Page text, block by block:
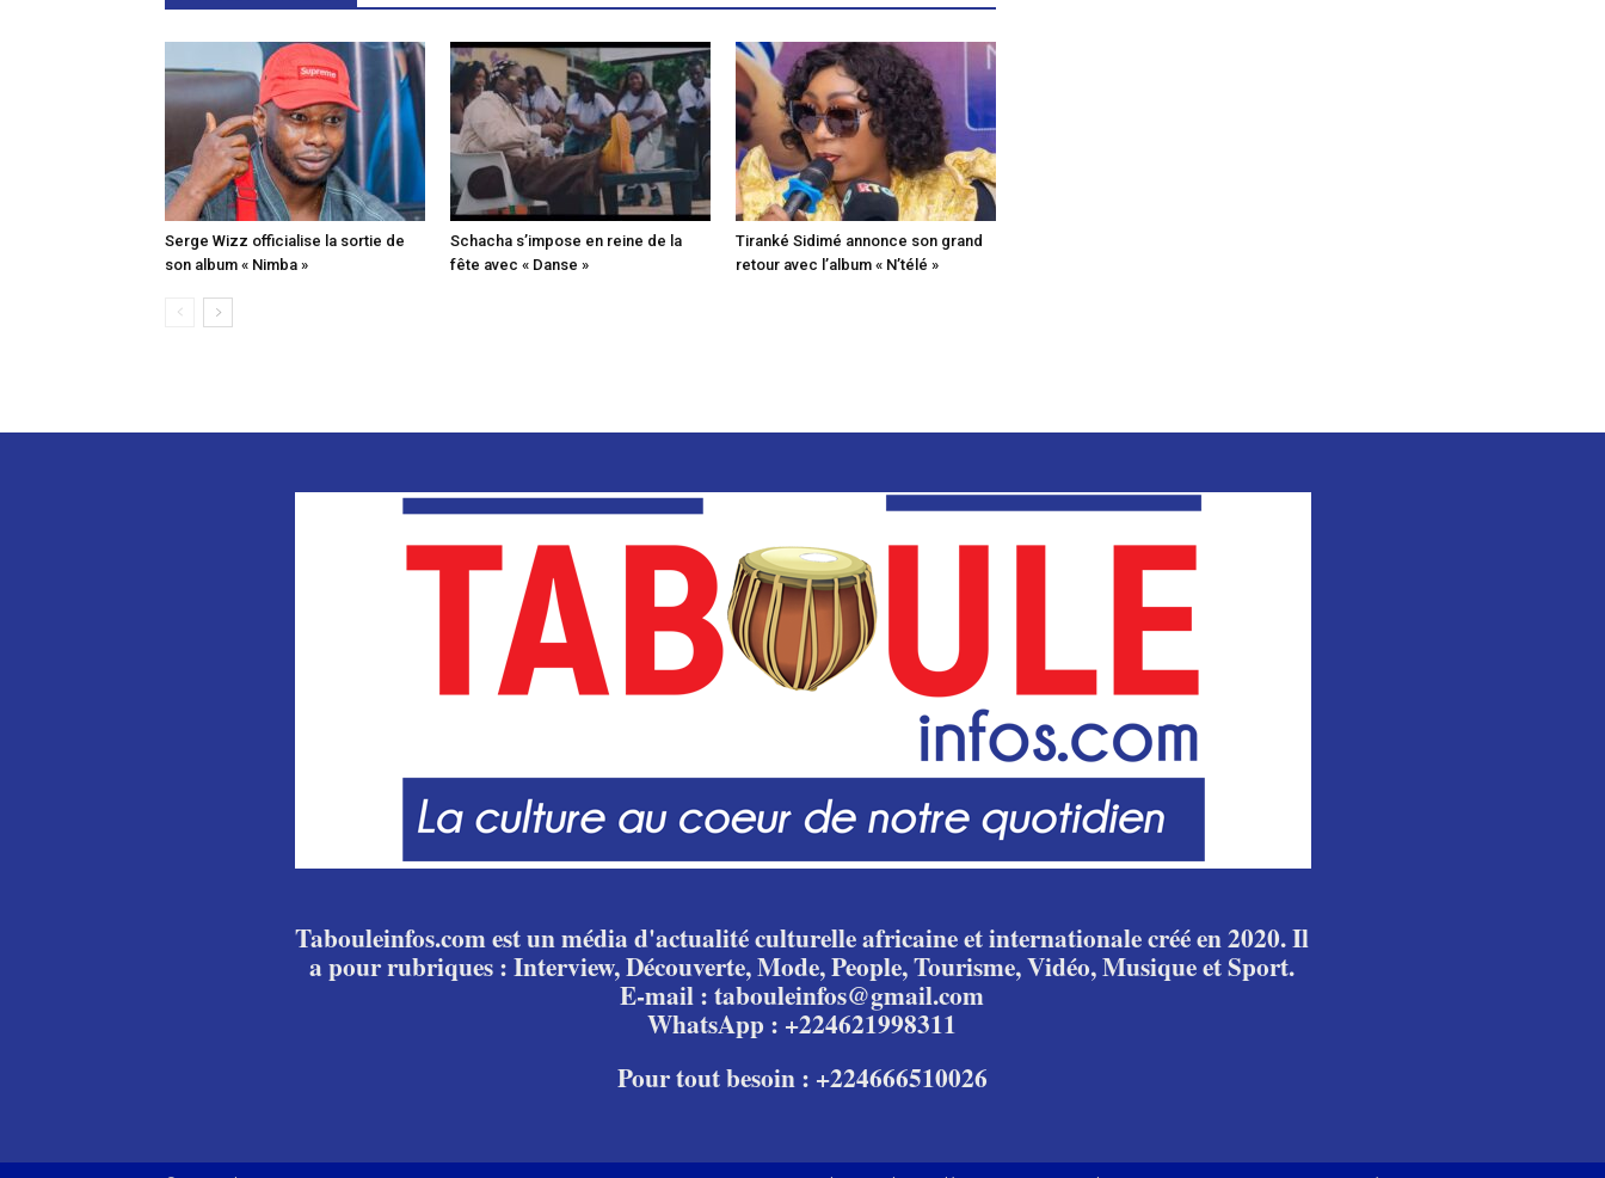
Serge Wizz officialise la sortie de
son album « Nimba »
Schacha s’impose en reine de la
fête avec « Danse »
Tiranké Sidimé annonce son grand
retour avec l’album « N’télé »
Tabouleinfos.com est un média d'actualité culturelle africaine et internationale créé en 2020. Il
a pour rubriques : Interview, Découverte, Mode, People, Tourisme, Vidéo, Musique et Sport.
E-mail : tabouleinfos@gmail.com
WhatsApp : +224621998311
Pour tout besoin : +224666510026